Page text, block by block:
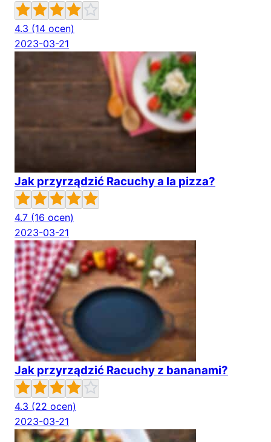
4.3 (14 ocen)
2023-03-21
Jak przyrządzić Racuchy a la pizza?
4.7 (16 ocen)
2023-03-21
Jak przyrządzić Racuchy z bananami?
4.3 (22 ocen)
2023-03-21